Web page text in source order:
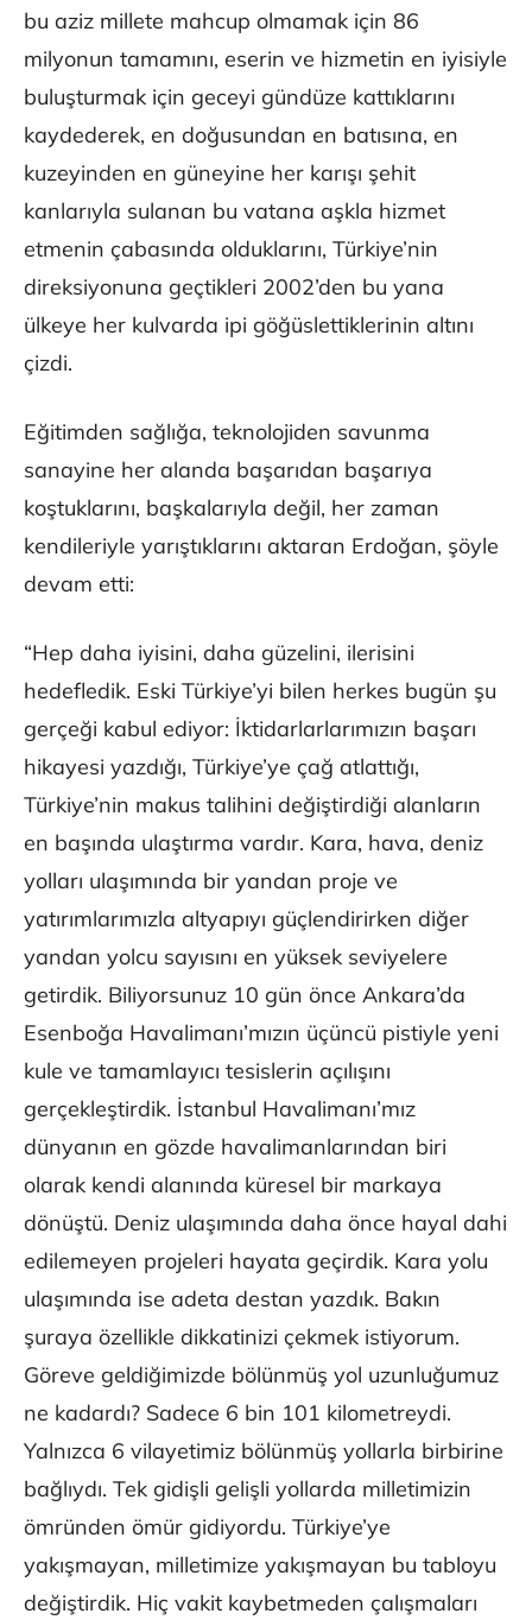
bu aziz millete mahcup olmamak için 86
milyonun tamamını, eserin ve hizmetin en iyisiyle
buluşturmak için geceyi gündüze kattıklarını
kaydederek, en doğusundan en batısına, en
kuzeyinden en güneyine her karışı şehit
kanlarıyla sulanan bu vatana aşkla hizmet
etmenin çabasında olduklarını, Türkiye’nin
direksiyonuna geçtikleri 2002’den bu yana
ülkeye her kulvarda ipi göğüslettiklerinin altını
çizdi.
Eğitimden sağlığa, teknolojiden savunma
sanayine her alanda başarıdan başarıya
koştuklarını, başkalarıyla değil, her zaman
kendileriyle yarıştıklarını aktaran Erdoğan, şöyle
devam etti:
“Hep daha iyisini, daha güzelini, ilerisini
hedefledik. Eski Türkiye’yi bilen herkes bugün şu
gerçeği kabul ediyor: İktidarlarlarımızın başarı
hikayesi yazdığı, Türkiye’ye çağ atlattığı,
Türkiye’nin makus talihini değiştirdiği alanların
en başında ulaştırma vardır. Kara, hava, deniz
yolları ulaşımında bir yandan proje ve
yatırımlarımızla altyapıyı güçlendirirken diğer
yandan yolcu sayısını en yüksek seviyelere
getirdik. Biliyorsunuz 10 gün önce Ankara’da
Esenboğa Havalimanı’mızın üçüncü pistiyle yeni
kule ve tamamlayıcı tesislerin açılışını
gerçekleştirdik. İstanbul Havalimanı’mız
dünyanın en gözde havalimanlarından biri
olarak kendi alanında küresel bir markaya
dönüştü. Deniz ulaşımında daha önce hayal dahi
edilemeyen projeleri hayata geçirdik. Kara yolu
ulaşımında ise adeta destan yazdık. Bakın
şuraya özellikle dikkatinizi çekmek istiyorum.
Göreve geldiğimizde bölünmüş yol uzunluğumuz
ne kadardı? Sadece 6 bin 101 kilometreydi.
Yalnızca 6 vilayetimiz bölünmüş yollarla birbirine
bağlıydı. Tek gidişli gelişli yollarda milletimizin
ömründen ömür gidiyordu. Türkiye’ye
yakışmayan, milletimize yakışmayan bu tabloyu
değiştirdik. Hiç vakit kaybetmeden çalışmaları